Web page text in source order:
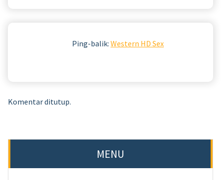
Ping-balik: Western HD Sex
Komentar ditutup.
MENU